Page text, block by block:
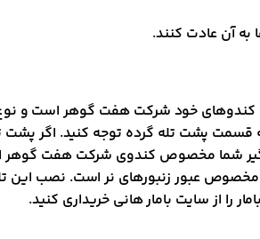
به آن عادت کنند.
خود شرکت هفت گوهر است و
قسمت پشت تله گرده توجه کنید. اگر
گیر شما مخصوص کندوی شرکت هفت
عبور زنبور‌های نر است. نصب این
را از سایت بامار هانی خریداری کنید.